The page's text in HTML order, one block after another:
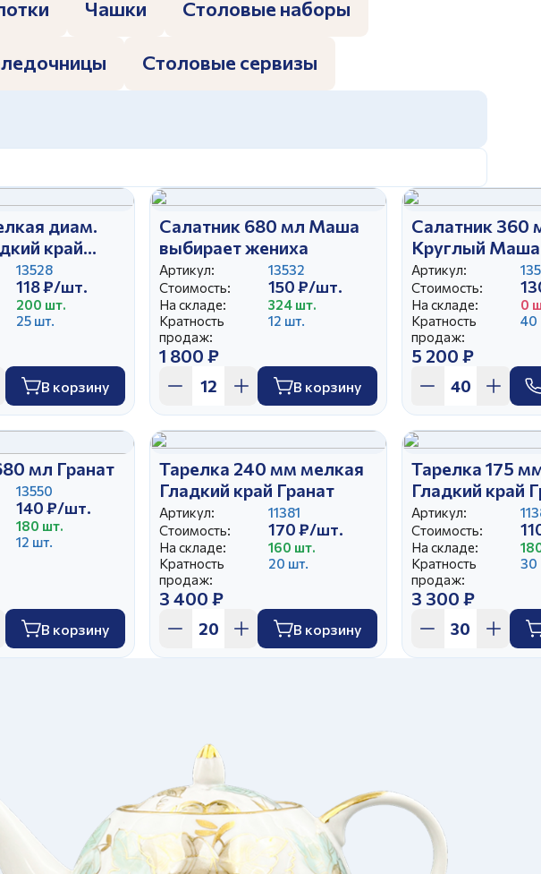
Чашки Столовые наборы
Столовые сервизы
диам.
край
жениха
13528
118 ₽/шт.
200 шт.
25 шт.
В корзину
Салатник 680 мл Маша
выбирает жениха
Артикул:
13532
Стоимость:
150 ₽/шт.
На складе:
324 шт.
Кратность
продаж:
12 шт.
1 800 ₽
В корзину
Салатник 360
Круглый
жениха
Артикул:
Стоимость:
На складе:
0
Кратность
продаж:
40
5 200 ₽
мл Гранат
13550
140 ₽/шт.
180 шт.
12 шт.
В корзину
Тарелка 240 мм мелкая
Гладкий край Гранат
Артикул:
11381
Стоимость:
170 ₽/шт.
На складе:
160 шт.
Кратность
продаж:
20 шт.
3 400 ₽
В корзину
Тарелка 175
Гладкий край
Артикул:
Стоимость:
На складе:
Кратность
продаж:
30
3 300 ₽